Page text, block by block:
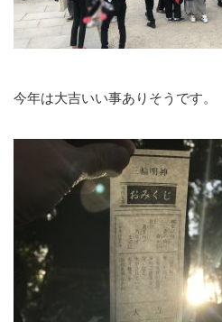
今年は大吉いい事ありそうです。